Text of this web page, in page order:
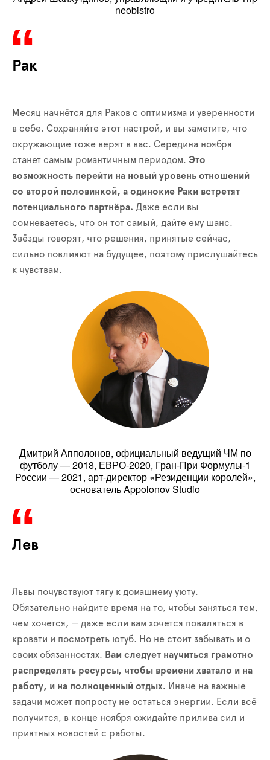
neobistro
Рак
Месяц начнётся для Раков с оптимизма и уверенности
в себе. Сохраняйте этот настрой, и вы заметите, что
окружающие тоже верят в вас. Середина ноября
станет самым романтичным периодом. Это
возможность перейти на новый уровень отношений
со второй половинкой, а одинокие Раки встретят
потенциального партнёра. Даже если вы
сомневаетесь, что он тот самый, дайте ему шанс.
Звёзды говорят, что решения, принятые сейчас,
сильно повлияют на будущее, поэтому прислушайтесь
к чувствам.
Дмитрий Апполонов, официальный ведущий ЧМ по
футболу — 2018, ЕВРО-2020, Гран-При Формулы-1
России — 2021, арт-директор «Резиденции королей»,
основатель Appolonov Studio
Лев
Львы почувствуют тягу к домашнему уюту.
Обязательно найдите время на то, чтобы заняться тем,
чем хочется, — даже если вам хочется поваляться в
кровати и посмотреть ютуб. Но не стоит забывать и о
своих обязанностях. Вам следует научиться грамотно
распределять ресурсы, чтобы времени хватало и на
работу, и на полноценный отдых. Иначе на важные
задачи может попросту не остаться энергии. Если всё
получится, в конце ноября ожидайте прилива сил и
приятных новостей с работы.